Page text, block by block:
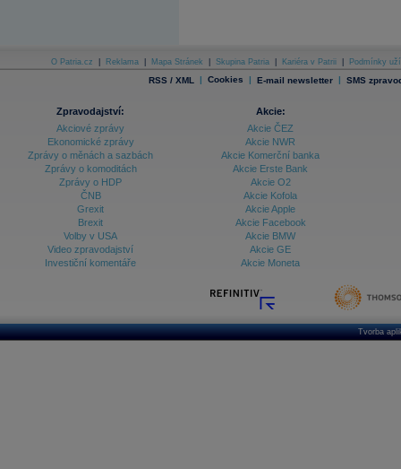
O Patria.cz Reklama Mapa Stránek Skupina Patria Kariéra v Patrii Podmínky
RSS / XML | Cookies | E-mail newsletter | SMS
Zpravodajství:
Akciové zprávy
Ekonomické zprávy
Zprávy o měnách a sazbách
Zprávy o komoditách
Zprávy o HDP
ČNB
Grexit
Brexit
Volby v USA
Video zpravodajství
Investiční komentáře
Akcie:
Akcie ČEZ
Akcie NWR
Akcie Komerční banka
Akcie Erste Bank
Akcie O2
Akcie Kofola
Akcie Apple
Akcie Facebook
Akcie BMW
Akcie GE
Akcie Moneta
Tvorba